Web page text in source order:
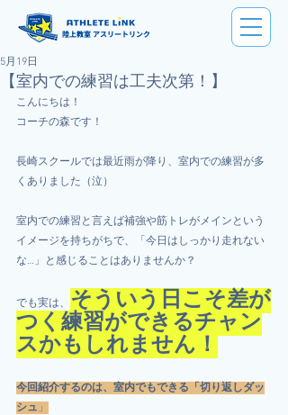
陸上教室 アスリートリンク
【室内での練習は工夫次第！】
5月19日
こんにちは！
コーチの森です！
長崎スクールでは最近雨が降り、室内での練習が多
くありました（泣）
室内での練習と言えば補強や筋トレがメインという
イメージを持ちがちで、「今日はしっかり走れない
な…」と感じることはありませんか？
でも実は、 そういう日こそ差が
つく練習ができるチャン
スかもしれません！
今回紹介するのは、室内でもできる「切り返しダッ
シュ」